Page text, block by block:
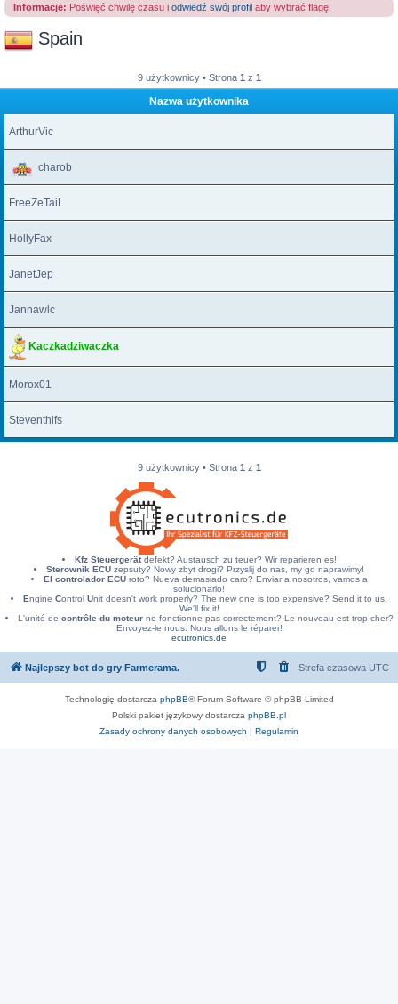
Informacje: Poświęć chwilę czasu i odwiedź swój profil aby wybrać flagę.
Spain
9 użytkownicy • Strona 1 z 1
Nazwa użytkownika
ArthurVic
charob
FreeZeTaiL
HollyFax
JanetJep
Jannawlc
Kaczkadziwaczka
Morox01
Steventhifs
9 użytkownicy • Strona 1 z 1
Kfz Steuergerätdefekt? Austausch zu teuer? Wir reparieren es!
Sterownik ECU zepsuty? Nowy zbyt drogi? Przyslij do nas, my go naprawimy!
El controlador ECUroto? Nueva demasiado caro? Enviar a nosotros, vamos a
solucionarlo!
Engine Control Unit doesn't work properly? The new one is too expensive? Send it to us.
We'll fix it!
L'unité de contrôle du moteurne fonctionne pas correctement? Le nouveau est trop cher?
Envoyez-le nous. Nous allons le réparer!
ecutronics.de
Najlepszy bot do gry Farmerama. Strefa czasowa UTC
Technologię dostarcza phpBB® Forum Software © phpBB Limited
Polski pakiet językowy dostarcza phpBB.pl
Zasady ochrony danych osobowych | Regulamin